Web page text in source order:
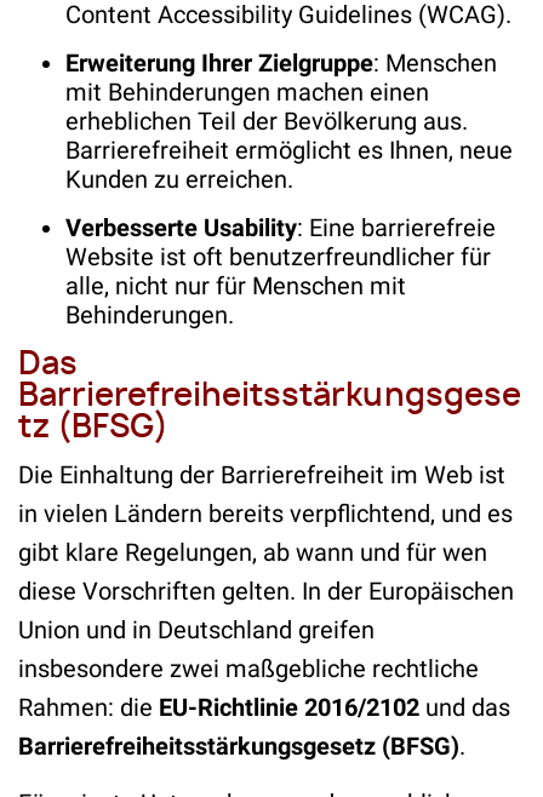
Content Accessibility Guidelines (WCAG).
Erweiterung Ihrer Zielgruppe: Menschen
mit Behinderungen machen einen
erheblichen Teil der Bevölkerung aus.
Barrierefreiheit ermöglicht es Ihnen, neue
Kunden zu erreichen.
Verbesserte Usability: Eine barrierefreie
Website ist oft benutzerfreundlicher für
alle, nicht nur für Menschen mit
Behinderungen.
Das
Barrierefreiheitsstärkungsgese
tz (BFSG)
Die Einhaltung der Barrierefreiheit im Web ist
in vielen Ländern bereits verpflichtend, und es
gibt klare Regelungen, ab wann und für wen
diese Vorschriften gelten. In der Europäischen
Union und in Deutschland greifen
insbesondere zwei maßgebliche rechtliche
Rahmen: die EU-Richtlinie 2016/2102 und das
Barrierefreiheitsstärkungsgesetz (BFSG).